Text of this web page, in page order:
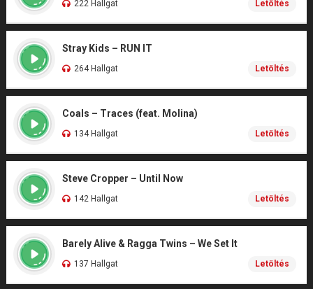
222 Hallgat Letöltés
Stray Kids – RUN IT
264 Hallgat Letöltés
Coals – Traces (feat. Molina)
134 Hallgat Letöltés
Steve Cropper – Until Now
142 Hallgat Letöltés
Barely Alive & Ragga Twins – We Set It
137 Hallgat Letöltés